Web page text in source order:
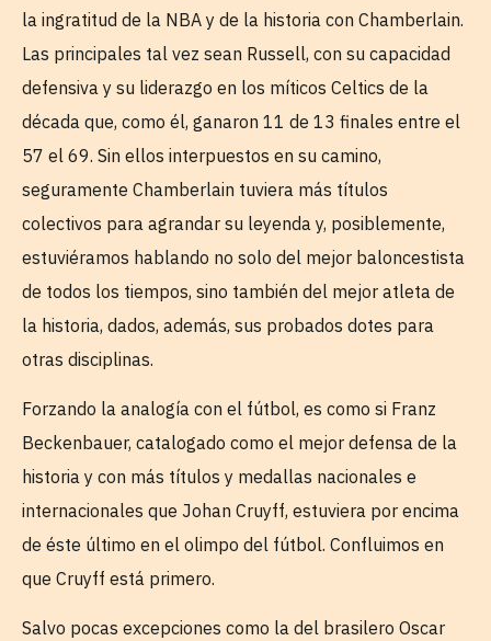
la ingratitud de la NBA y de la historia con Chamberlain.
Las principales tal vez sean Russell, con su capacidad
defensiva y su liderazgo en los míticos Celtics de la
década que, como él, ganaron 11 de 13 finales entre el
57 el 69. Sin ellos interpuestos en su camino,
seguramente Chamberlain tuviera más títulos
colectivos para agrandar su leyenda y, posiblemente,
estuviéramos hablando no solo del mejor baloncestista
de todos los tiempos, sino también del mejor atleta de
la historia, dados, además, sus probados dotes para
otras disciplinas.
Forzando la analogía con el fútbol, es como si Franz
Beckenbauer, catalogado como el mejor defensa de la
historia y con más títulos y medallas nacionales e
internacionales que Johan Cruyff, estuviera por encima
de éste último en el olimpo del fútbol. Confluimos en
que Cruyff está primero.
Salvo pocas excepciones como la del brasilero Oscar